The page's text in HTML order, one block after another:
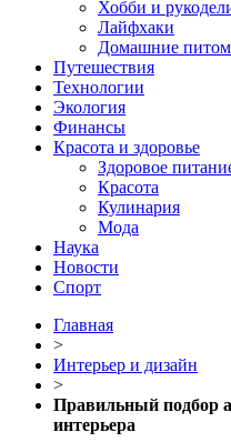
Хобби и
Лайфхаки
Домашние
Путешествия
Технологии
Экология
Финансы
Красота и здоровье
Здоровое
Красота
Кулинария
Мода
Наука
Новости
Спорт
Главная
>
Интерьер и дизайн
>
Правильный подбор
интерьера